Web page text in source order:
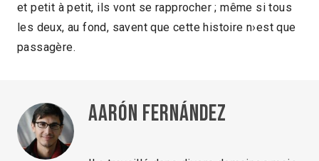
et petit à petit, ils vont se rapprocher ; même si tous
les deux, au fond, savent que cette histoire n›est que
passagère.
Aarón Fernández